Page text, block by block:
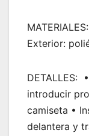
Exterior:
DETALLES:
introducir
camiseta •
delantera y